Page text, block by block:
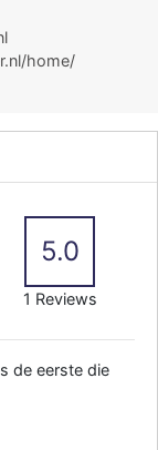
home/
5.0
1 Reviews
de eerste die